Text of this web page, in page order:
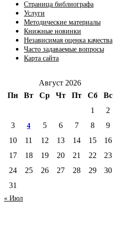
Страница библиографа
Услуги
Методические материалы
Книжные новинки
Независимая оценка качества
Часто задаваемые вопросы
Карта сайта
Август 2026
Пн
Вт Ср Чт Пт Сб
Вс
1
2
3
4 5 6 7 8
9
10
11 12 13 14 15
16
17
18 19 20 21 22
23
24
25 26 27 28 29
30
31
« Июл